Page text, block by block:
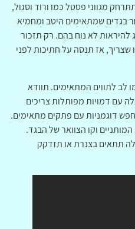
מגווני פסטל כמו ורוד וסגול,
בגדים שמתאימים היטב ומחמיא
לא נוח בהם. רק תזכור
שצריך, אז תנסה על חתיכות לפני
לב לתווים המתאימים. תוודא
עם דמויות מפותלות צריכים
דוגמניות עם פתקים מתאימים.
וקו הצוואר של הבגד.
תתאים בצנרת או תזדקק